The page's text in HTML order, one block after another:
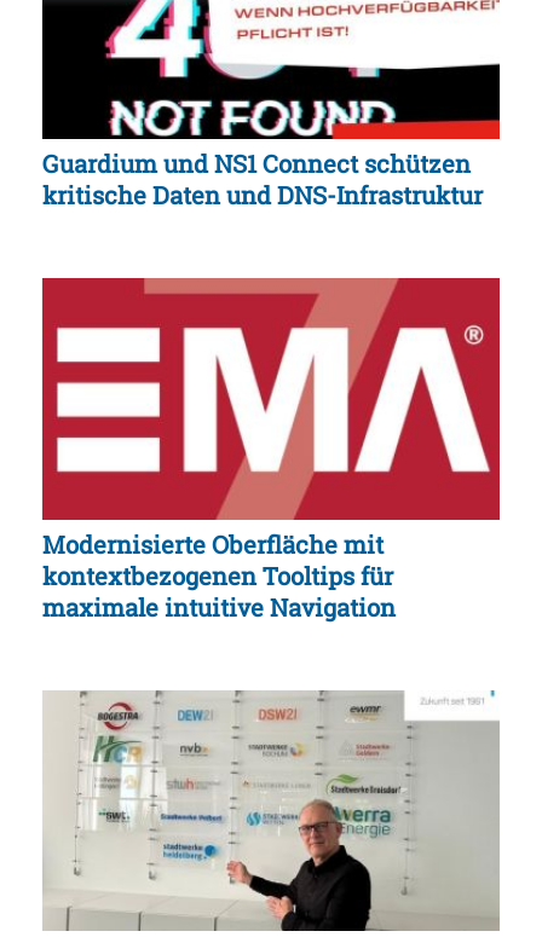
Guardium und NS1 Connect schützen
kritische Daten und DNS-Infrastruktur
Modernisierte Oberfläche mit
kontextbezogenen Tooltips für
maximale intuitive Navigation